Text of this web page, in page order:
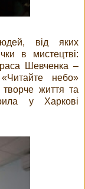
від яких
в мистецтві:
Шевченка –
небо»
творче життя та
у Харкові